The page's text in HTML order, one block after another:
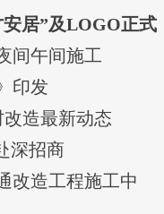
居”及LOGO正式
间午间施工
印发
造最新动态
深招商
改造工程施工中